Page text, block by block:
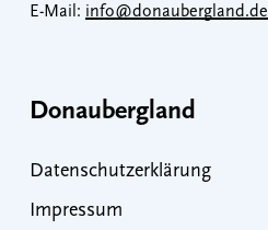
E-Mail: info@donaubergland.de
Donaubergland
Datenschutzerklärung
Impressum